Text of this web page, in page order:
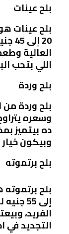
بلح عينات
بلح عينات
20
العالية
اللي بتحب
بلح وردة
بلح وردة من
ده بيتميز
وبيكون
بلح برتموته
إلى
الفريد،
التجديد في